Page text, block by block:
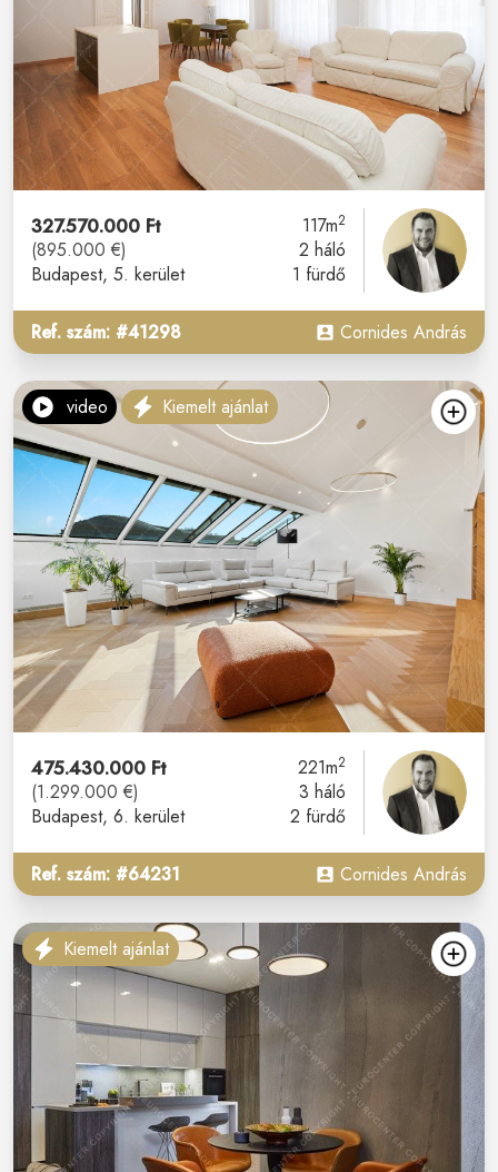
327.570.000 Ft
(895.000 €)
Budapest, 5. kerület
117m2
2 háló
1 fürdő
Ref. szám: #41298 Cornides András
video Kiemelt ajánlat
475.430.000 Ft
(1.299.000 €)
Budapest, 6. kerület
221m2
3 háló
2 fürdő
Ref. szám: #64231 Cornides András
Kiemelt ajánlat